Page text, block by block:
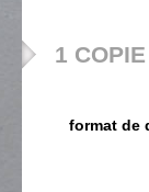
1
format de